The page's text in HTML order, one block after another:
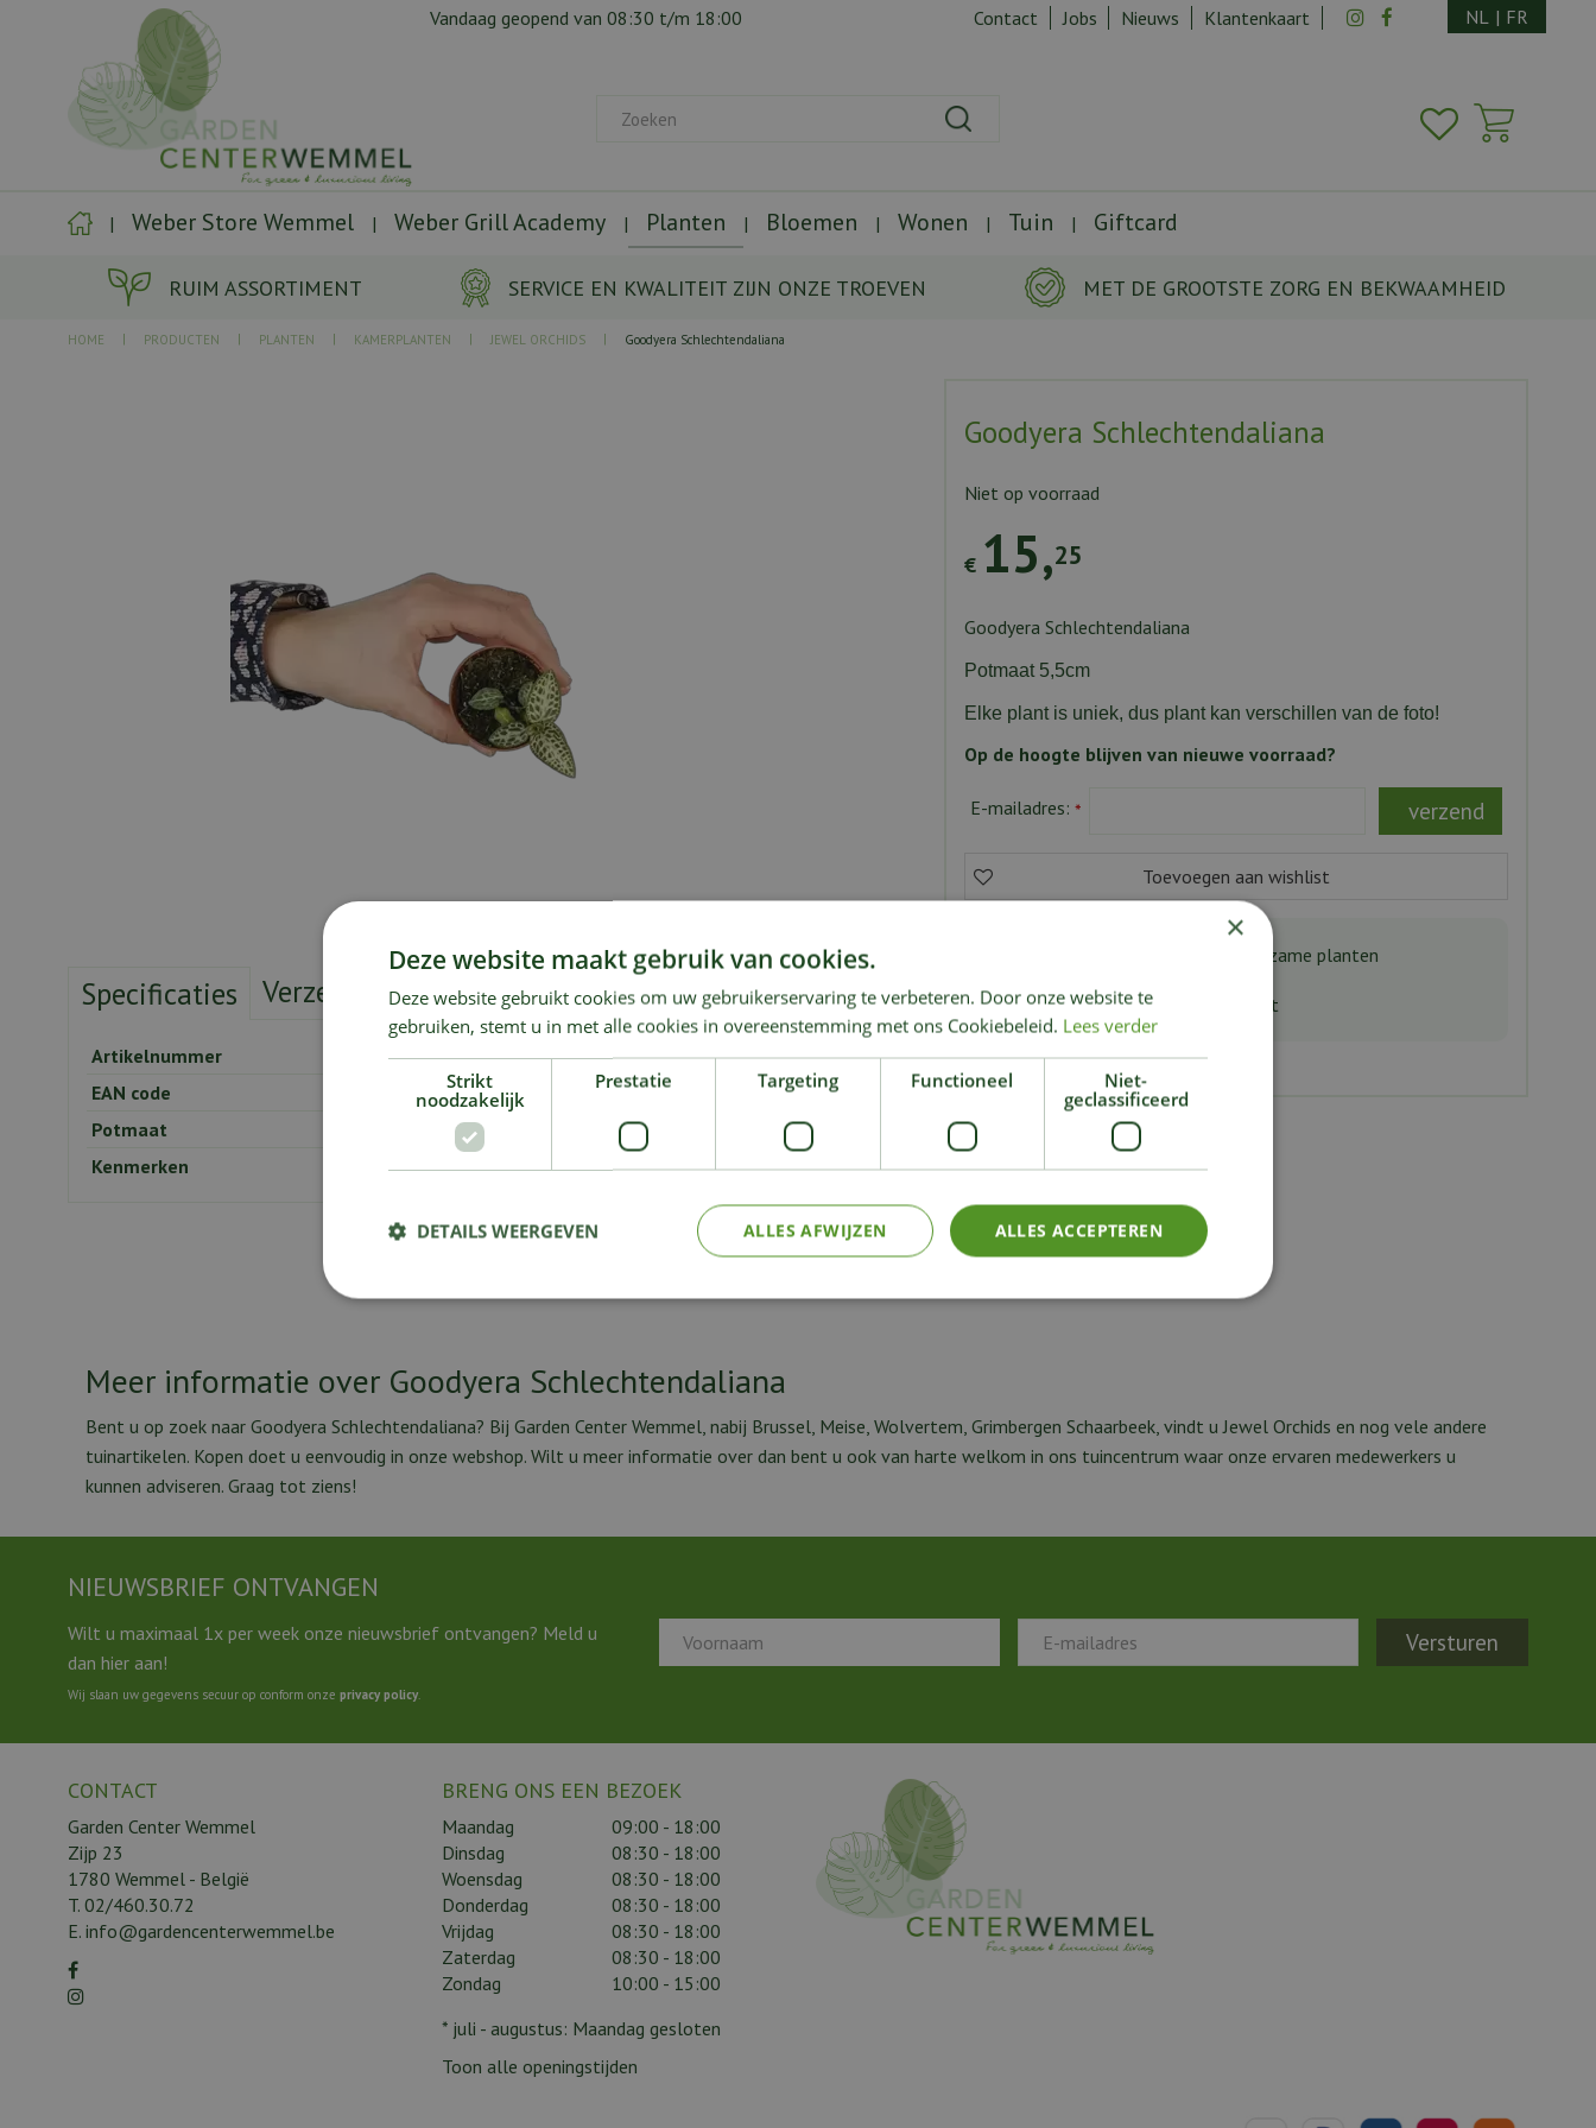
RUIM ASSORTIMENT SERVICE EN KWALITEIT ZIJN ONZE TROEVEN MET DE GROOTSTE ZORG EN BEKWAAMHEID
HOME PRODUCTEN PLANTEN KAMERPLANTEN JEWEL ORCHIDS Goodyera Schlechtendaliana
Vandaag geopend van 08:30 t/m 18:00 Contact Jobs Nieuws Klantenkaart NL | FR
Weber Store Wemmel Weber Grill Academy Planten Bloemen Wonen Tuin Giftcard
Goodyera Schlechtendaliana
€ 15,25
Niet op voorraad
Goodyera Schlechtendaliana
Potmaat 5,5cm
Elke plant is uniek, dus plant kan verschillen van de foto!
Op de hoogte blijven van nieuwe voorraad?
E-mailadres: *
Groot aanbod bijzondere & zeldzame planten
Planten van de hoogste kwaliteit
Specificaties Verzendkosten Showroom
Artikelnummer
218086
EAN code
9900000110215
Potmaat
Kenmerken
Kleine kamerplant
Meer informatie over Goodyera Schlechtendaliana
Bent u op zoek naar Goodyera Schlechtendaliana? Bij Garden Center Wemmel, nabij Brussel, Meise, Wolvertem, Grimbergen Schaarbeek, vindt u Jewel Orchids en nog vele andere
tuinartikelen. Kopen doet u eenvoudig in onze webshop. Wilt u meer informatie over dan bent u ook van harte welkom in ons tuincentrum waar onze ervaren medewerkers u
kunnen adviseren. Graag tot ziens!
NIEUWSBRIEF ONTVANGEN
Wilt u maximaal 1x per week onze nieuwsbrief ontvangen? Meld u
dan hier aan!
Wij slaan uw gegevens secuur op conform onze privacy policy.
CONTACT
Garden Center Wemmel
Zijp 23
1780 Wemmel - België
T. 02/460.30.72
E. info@gardencenterwemmel.be
BRENG ONS EEN BEZOEK
Maandag
09:00 - 18:00
Dinsdag
08:30 - 18:00
Woensdag
08:30 - 18:00
Donderdag
08:30 - 18:00
Vrijdag
08:30 - 18:00
Zaterdag
08:30 - 18:00
Zondag
10:00 - 15:00
* juli - augustus: Maandag gesloten
Toon alle openingstijden
×
Deze website maakt gebruik van cookies.
Deze website gebruikt cookies om uw gebruikerservaring te verbeteren. Door onze website te
gebruiken, stemt u in met alle cookies in overeenstemming met ons Cookiebeleid. Lees verder
Strikt
noodzakelijk
Prestatie Targeting Functioneel
Niet-
geclassificeerd
ALLES ACCEPTEREN
ALLES AFWIJZEN
DETAILS WEERGEVEN